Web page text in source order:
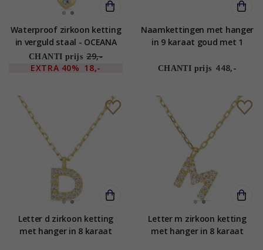
Waterproof zirkoon ketting
in verguld staal - OCEANA
CHANTI prijs 29,-
EXTRA 40% 18,-
Naamkettingen met hanger
in 9 karaat goud met 1
Letter
CHANTI prijs 448,-
Letter d zirkoon ketting
met hanger in 8 karaat
Letter m zirkoon ketting
met hanger in 8 karaat